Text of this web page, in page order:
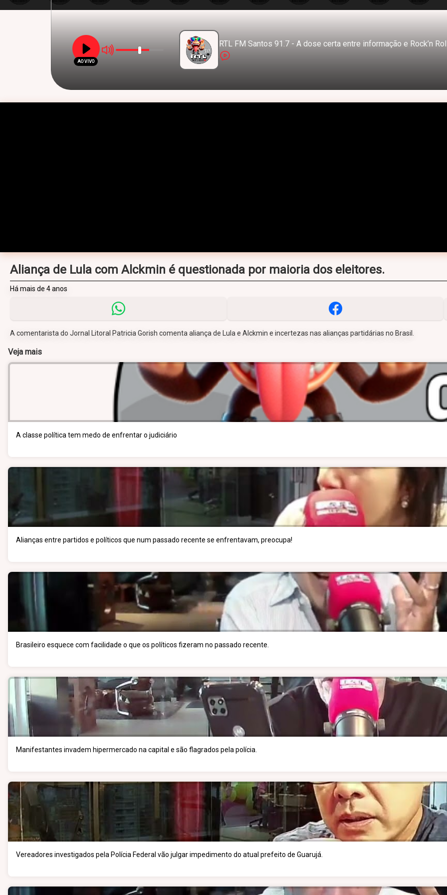
AO VIVO
RTL FM Santos 91.7 - A dose certa entre informação e Rock’n
Aliança de Lula com Alckmin é questionada por maioria dos eleitores.
Há mais de 4 anos
A comentarista do Jornal Litoral Patricia Gorish comenta aliança de Lula e Alckmin e incertezas nas alianças partidárias no Brasil.
Veja mais
A classe política tem medo de enfrentar o judiciário
Alianças entre partidos e políticos que num passado recente se enfrentavam, preocupa!
Brasileiro esquece com facilidade o que os políticos fizeram no passado recente.
Manifestantes invadem hipermercado na capital e são flagrados pela polícia.
Vereadores investigados pela Polícia Federal vão julgar impedimento do atual prefeito de Guarujá.